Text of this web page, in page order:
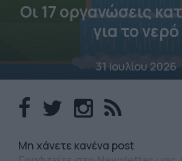
Οι 17 οργανώσεις
για το νερό
31 Ιουλίου 2026
Mη χάνετε κανένα post